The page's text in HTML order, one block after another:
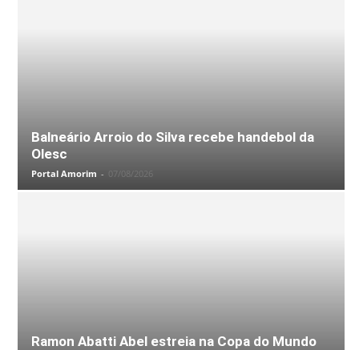
Balneário Arroio do Silva recebe handebol da
Olesc
Portal Amorim - 07/08/2026
Ramon Abatti Abel estreia na Copa do Mundo